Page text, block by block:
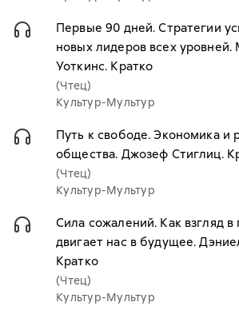
Первые 90 дней. Стратегии
новых лидеров всех уровней.
Уоткинс. Кратко
(Чтец)
Культур-Мультур
Путь к свободе. Экономика и
общества. Джозеф Стиглиц.
(Чтец)
Культур-Мультур
Сила сожалений. Как взгляд
двигает нас в будущее.
Кратко
(Чтец)
Культур-Мультур